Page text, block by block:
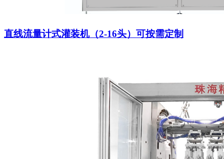
直线流量计式灌装机（2-16头）可按需定制